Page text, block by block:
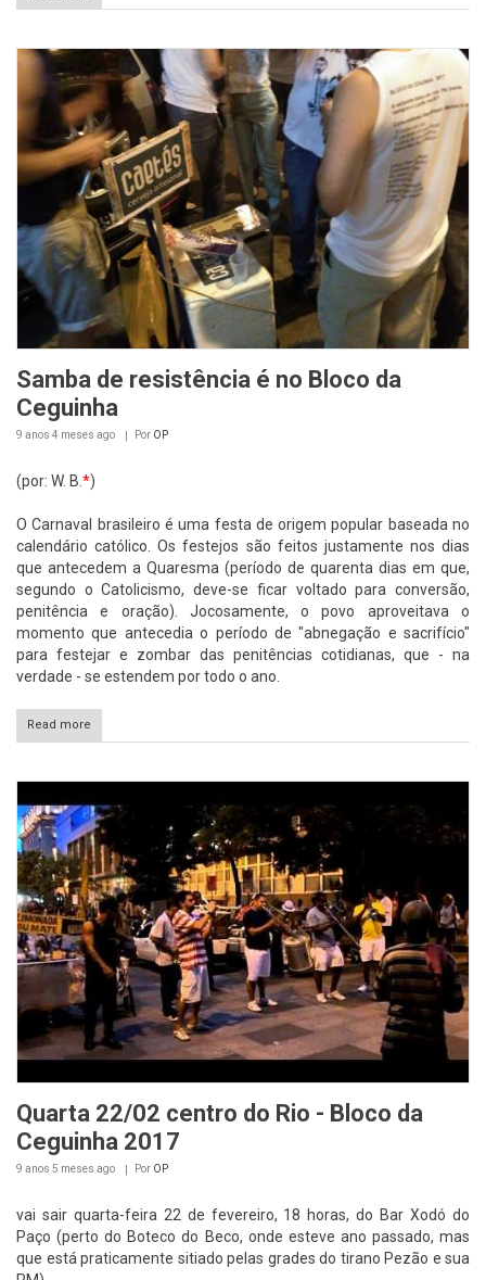
Samba de resistência é no Bloco da
Ceguinha
9 anos 4 meses ago Por OP
(por: W. B.*)
O Carnaval brasileiro é uma festa de origem popular baseada no
calendário católico. Os festejos são feitos justamente nos dias
que antecedem a Quaresma (período de quarenta dias em que,
segundo o Catolicismo, deve-se ficar voltado para conversão,
penitência e oração). Jocosamente, o povo aproveitava o
momento que antecedia o período de "abnegação e sacrifício"
para festejar e zombar das penitências cotidianas, que - na
verdade - se estendem por todo o ano.
Read more
Quarta 22/02 centro do Rio - Bloco da
Ceguinha 2017
9 anos 5 meses ago Por OP
vai sair quarta-feira 22 de fevereiro, 18 horas, do Bar Xodó do
Paço (perto do Boteco do Beco, onde esteve ano passado, mas
que está praticamente sitiado pelas grades do tirano Pezão e sua